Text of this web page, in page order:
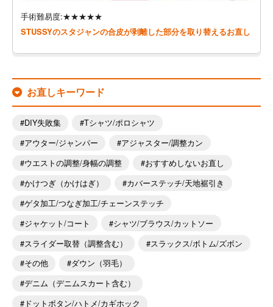
手術難易度:★★★★★
STUSSYのスタジャンの合皮が剥離した部分を取り替えるお直し
お直しキーワード
DIY失敗集
Tシャツ/ポロシャツ
アウター/ジャンパー
アジャスター/調整カン
ウエストの調整/身幅の調整
おすすめしないお直し
かけつぎ（かけはぎ）
カバーステッチ/天地裾引き
ゲタ加工/つなぎ加工/チェーンステッチ
ジャケット/コート
シャツ/ブラウス/カットソー
スライダー取替（調整含む）
スラックス/ボトム/ズボン
その他
ダウン（羽毛）
デニム（デニムスカート含む）
ドットボタン/ハトメ/カギホック